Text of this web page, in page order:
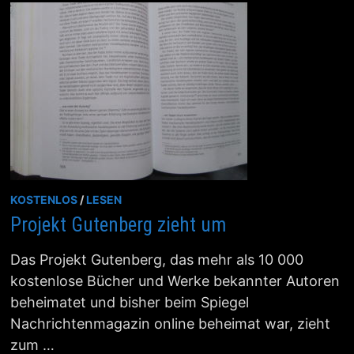
KOSTENLOS /LESEN
Projekt Gutenberg zieht um
Das Projekt Gutenberg, das mehr als 10 000
kostenlose Bücher und Werke bekannter Autoren
beheimatet und bisher beim Spiegel
Nachrichtenmagazin online beheimat war, zieht
zum …